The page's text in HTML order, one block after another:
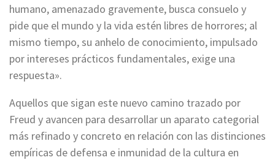
humano, amenazado gravemente, busca consuelo y
pide que el mundo y la vida estén libres de horrores; al
mismo tiempo, su anhelo de conocimiento, impulsado
por intereses prácticos fundamentales, exige una
respuesta».
Aquellos que sigan este nuevo camino trazado por
Freud y avancen para desarrollar un aparato categorial
más refinado y concreto en relación con las distinciones
empíricas de defensa e inmunidad de la cultura en